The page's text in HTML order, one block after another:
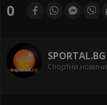
0
SPORTAL.BG
Спортни новини